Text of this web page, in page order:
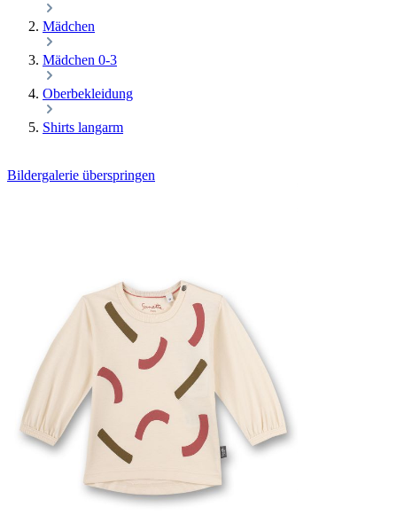
Mädchen
Mädchen 0-3
Oberbekleidung
Shirts langarm
Bildergalerie überspringen